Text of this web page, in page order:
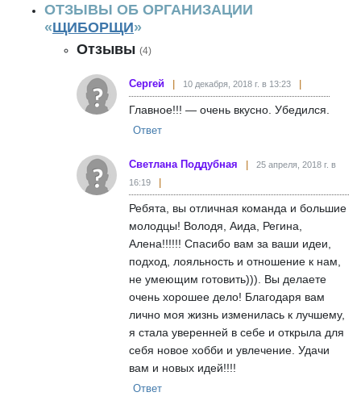
ОТЗЫВЫ ОБ ОРГАНИЗАЦИИ
«ЩИБОРЩИ»
Отзывы (4)
Сергей 10 декабря, 2018 г. в 13:23
Главное!!! — очень вкусно. Убедился.
Ответ
Светлана Поддубная
25 апреля, 2018 г. в
16:19
Ребята, вы отличная команда и большие
молодцы! Володя, Аида, Регина,
Алена!!!!!! Спасибо вам за ваши идеи,
подход, лояльность и отношение к нам,
не умеющим готовить))). Вы делаете
очень хорошее дело! Благодаря вам
лично моя жизнь изменилась к лучшему,
я стала уверенней в себе и открыла для
себя новое хобби и увлечение. Удачи
вам и новых идей!!!!
Ответ